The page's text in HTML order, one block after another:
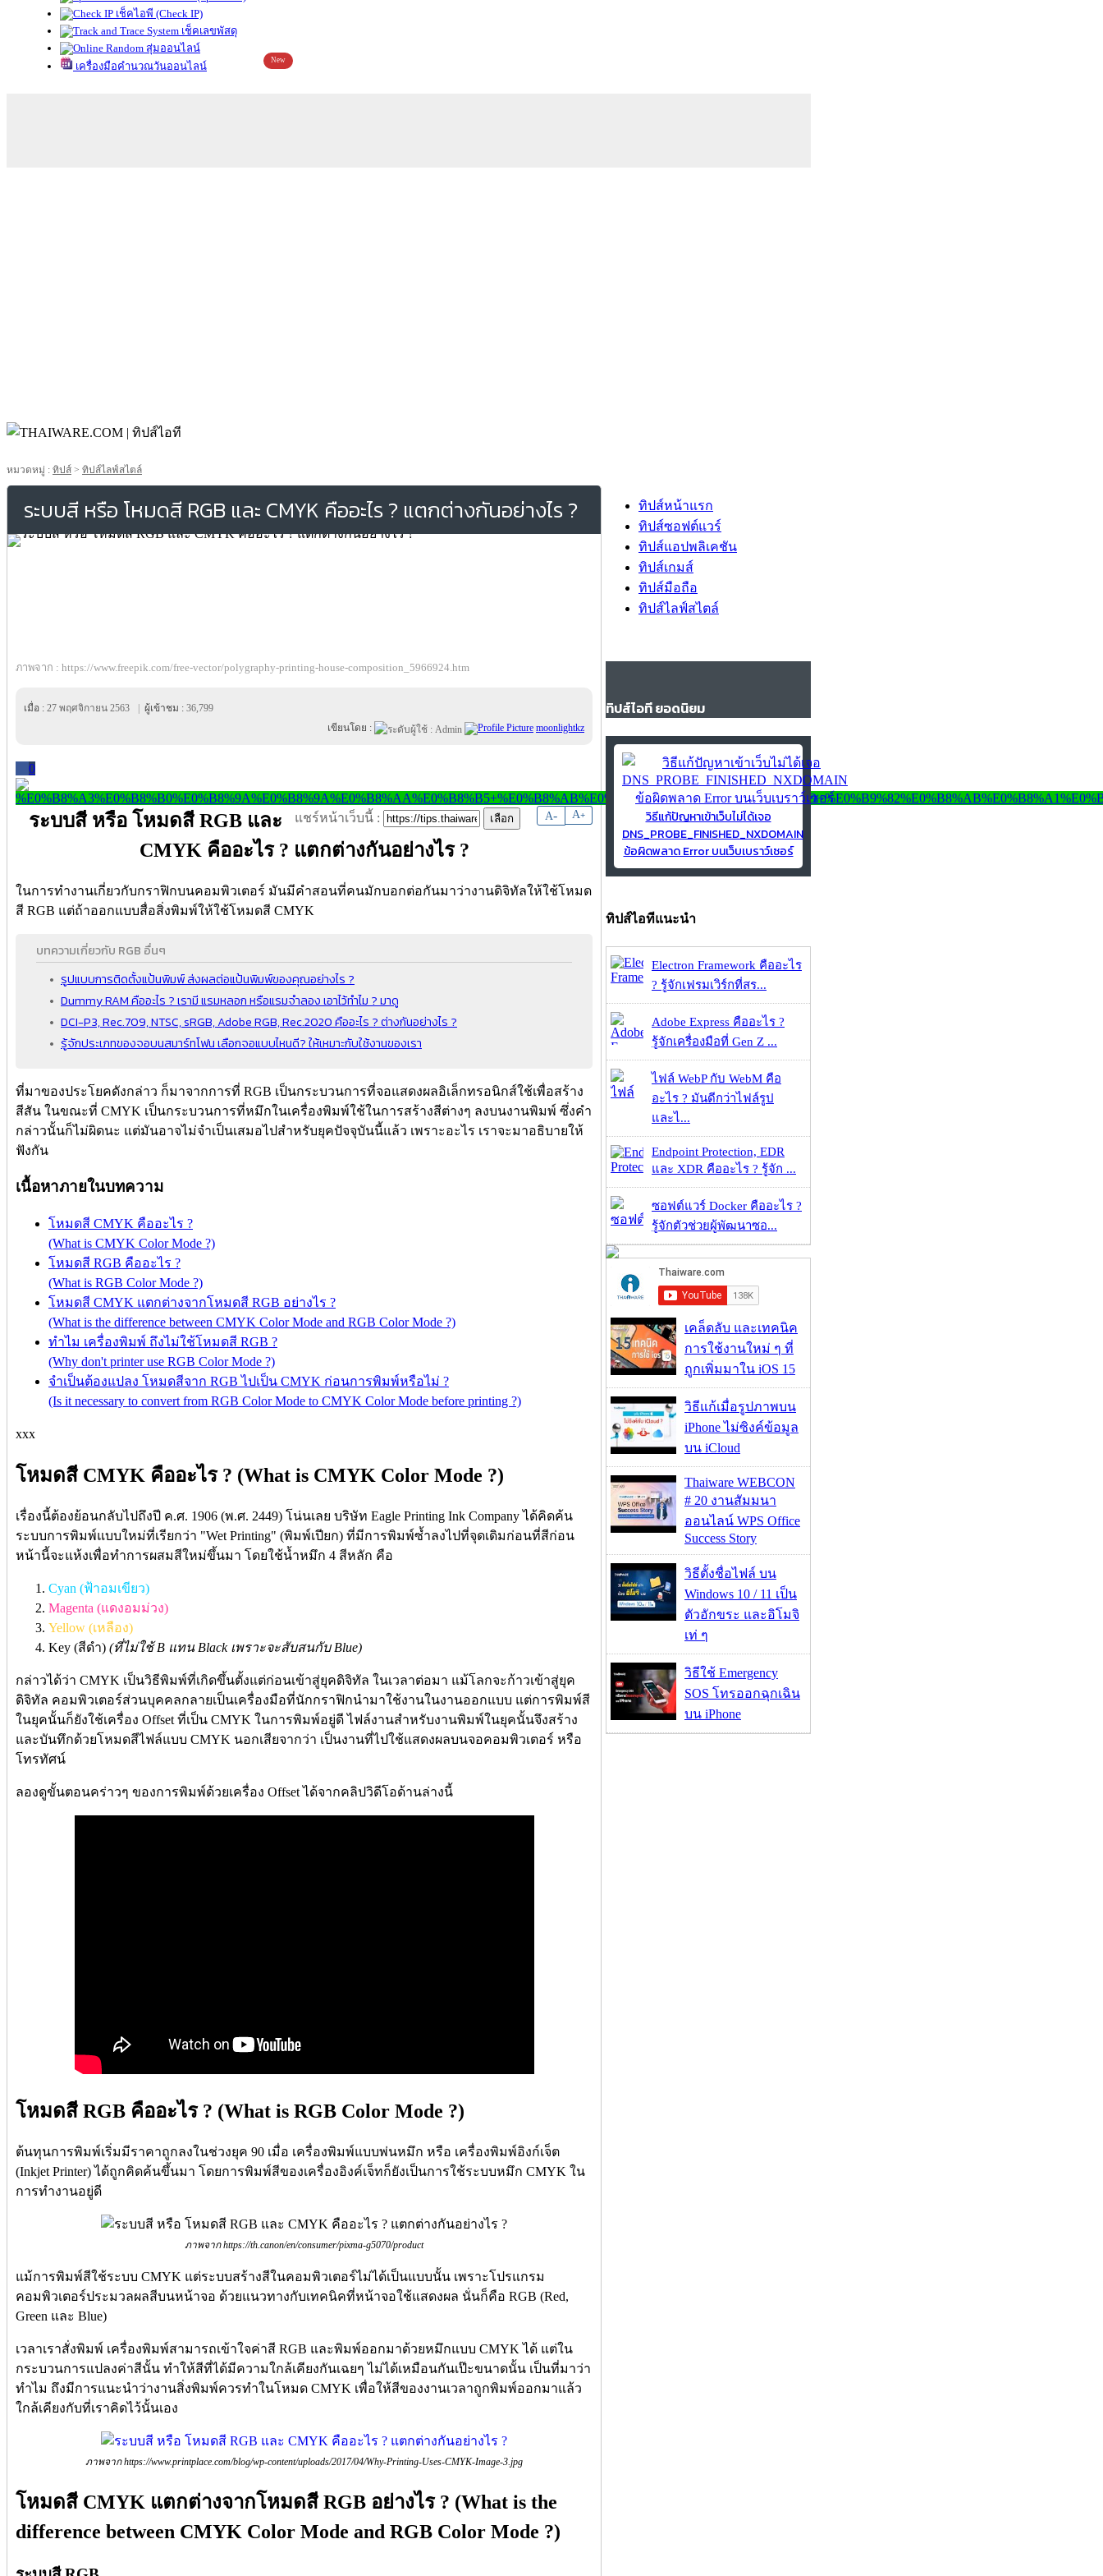
เช็คไอพี (Check IP)
เช็คเลขพัสดุ
สุ่มออนไลน์
เครื่องมือคำนวณวันออนไลน์
New
หมวดหมู่ : ทิปส์ > ทิปส์ไลฟ์สไตล์
ระบบสี หรือ โหมดสี RGB และ CMYK คืออะไร ? แตกต่างกันอย่างไร ?
ภาพจาก : https://www.freepik.com/free-vector/polygraphy-printing-house-composition_5966924.htm
เมื่อ : 27 พฤศจิกายน 2563 ผู้เข้าชม : 36,799
เขียนโดย :
moonlightkz
0
A- A+
แชร์หน้าเว็บนี้ :
ระบบสี หรือ โหมดสี RGB และ
CMYK คืออะไร ? แตกต่างกันอย่างไร ?
ในการทำงานเกี่ยวกับกราฟิกบนคอมพิวเตอร์ มันมีคำสอนที่คนมักบอกต่อกันมาว่างานดิจิทัลให้ใช้โหมด
สี RGB แต่ถ้าออกแบบสื่อสิ่งพิมพ์ให้ใช้โหมดสี CMYK
บทความเกี่ยวกับ RGB อื่นๆ
รูปแบบการติดตั้งแป้นพิมพ์ ส่งผลต่อแป้นพิมพ์ของคุณอย่างไร ?
Dummy RAM คืออะไร ? เรามี แรมหลอก หรือแรมจำลอง เอาไว้ทำไม ? มาดู
DCI-P3, Rec.709, NTSC, sRGB, Adobe RGB, Rec.2020 คืออะไร ? ต่างกันอย่างไร ?
รู้จักประเภทของจอบนสมาร์ทโฟน เลือกจอแบบไหนดี? ให้เหมาะกับใช้งานของเรา
ที่มาของประโยคดังกล่าว ก็มาจากการที่ RGB เป็นกระบวนการที่จอแสดงผลอิเล็กทรอนิกส์ใช้เพื่อสร้าง
สีสัน ในขณะที่ CMYK เป็นกระบวนการที่หมึกในเครื่องพิมพ์ใช้ในการสร้างสีต่างๆ ลงบนงานพิมพ์ ซึ่งคำ
กล่าวนั้นก็ไม่ผิดนะ แต่มันอาจไม่จำเป็นเสมอไปสำหรับยุคปัจจุบันนี้แล้ว เพราะอะไร เราจะมาอธิบายให้
ฟังกัน
เนื้อหาภายในบทความ
โหมดสี CMYK คืออะไร ?
(What is CMYK Color Mode ?)
โหมดสี RGB คืออะไร ?
(What is RGB Color Mode ?)
โหมดสี CMYK แตกต่างจากโหมดสี RGB อย่างไร ?
(What is the difference between CMYK Color Mode and RGB Color Mode ?)
ทำไม เครื่องพิมพ์ ถึงไม่ใช้โหมดสี RGB ?
(Why don't printer use RGB Color Mode ?)
จำเป็นต้องแปลง โหมดสีจาก RGB ไปเป็น CMYK ก่อนการพิมพ์หรือไม่ ?
(Is it necessary to convert from RGB Color Mode to CMYK Color Mode before printing ?)
xxx
โหมดสี CMYK คืออะไร ? (What is CMYK Color Mode ?)
เรื่องนี้ต้องย้อนกลับไปถึงปี ค.ศ. 1906 (พ.ศ. 2449) โน่นเลย บริษัท Eagle Printing Ink Company ได้คิดค้น
ระบบการพิมพ์แบบใหม่ที่เรียกว่า "Wet Printing" (พิมพ์เปียก) ที่มีการพิมพ์ซ้ำลงไปที่จุดเดิมก่อนที่สีก่อน
หน้านี้จะแห้งเพื่อทำการผสมสีใหม่ขึ้นมา โดยใช้น้ำหมึก 4 สีหลัก คือ
Cyan (ฟ้าอมเขียว)
Magenta (แดงอมม่วง)
Yellow (เหลือง)
Key (สีดำ) (ที่ไม่ใช้ B แทน Black เพราะจะสับสนกับ Blue)
กล่าวได้ว่า CMYK เป็นวิธีพิมพ์ที่เกิดขึ้นตั้งแต่ก่อนเข้าสู่ยุคดิจิทัล ในเวลาต่อมา แม้โลกจะก้าวเข้าสู่ยุค
ดิจิทัล คอมพิวเตอร์ส่วนบุคคลกลายเป็นเครื่องมือที่นักกราฟิกนำมาใช้งานในงานออกแบบ แต่การพิมพ์สี
ในยุคนั้นก็ยังใช้เครื่อง Offset ที่เป็น CMYK ในการพิมพ์อยู่ดี ไฟล์งานสำหรับงานพิมพ์ในยุคนั้นจึงสร้าง
และบันทึกด้วยโหมดสีไฟล์แบบ CMYK นอกเสียจากว่า เป็นงานที่ไปใช้แสดงผลบนจอคอมพิวเตอร์ หรือ
โทรทัศน์
ลองดูขั้นตอนคร่าวๆ ของการพิมพ์ด้วยเครื่อง Offset ได้จากคลิปวิดีโอด้านล่างนี้
โหมดสี RGB คืออะไร ? (What is RGB Color Mode ?)
ต้นทุนการพิมพ์เริ่มมีราคาถูกลงในช่วงยุค 90 เมื่อ เครื่องพิมพ์แบบพ่นหมึก หรือ เครื่องพิมพ์อิงก์เจ็ต
(Inkjet Printer) ได้ถูกคิดค้นขึ้นมา โดยการพิมพ์สีของเครื่องอิงค์เจ็ทก็ยังเป็นการใช้ระบบหมึก CMYK ใน
การทำงานอยู่ดี
ภาพจาก https://th.canon/en/consumer/pixma-g5070/product
แม้การพิมพ์สีใช้ระบบ CMYK แต่ระบบสร้างสีในคอมพิวเตอร์ไม่ได้เป็นแบบนั้น เพราะโปรแกรม
คอมพิวเตอร์ประมวลผลสีบนหน้าจอ ด้วยแนวทางกับเทคนิคที่หน้าจอใช้แสดงผล นั่นก็คือ RGB (Red,
Green และ Blue)
เวลาเราสั่งพิมพ์ เครื่องพิมพ์สามารถเข้าใจค่าสี RGB และพิมพ์ออกมาด้วยหมึกแบบ CMYK ได้ แต่ใน
กระบวนการแปลงค่าสีนั้น ทำให้สีที่ได้มีความใกล้เคียงกันเฉยๆ ไม่ได้เหมือนกันเป๊ะขนาดนั้น เป็นที่มาว่า
ทำไม ถึงมีการแนะนำว่างานสิ่งพิมพ์ควรทำในโหมด CMYK เพื่อให้สีของงานเวลาถูกพิมพ์ออกมาแล้ว
ใกล้เคียงกับที่เราคิดไว้นั้นเอง
ภาพจาก https://www.printplace.com/blog/wp-content/uploads/2017/04/Why-Printing-Uses-CMYK-Image-3.jpg
โหมดสี CMYK แตกต่างจากโหมดสี RGB อย่างไร ? (What is the
difference between CMYK Color Mode and RGB Color Mode ?)
ทิปส์หน้าแรก
ทิปส์ซอฟต์แวร์
ทิปส์แอปพลิเคชัน
ทิปส์เกมส์
ทิปส์มือถือ
ทิปส์ไลฟ์สไตล์
ทิปส์ไอที ยอดนิยม
วิธีแก้ปัญหาเข้าเว็บไม่ได้เจอ
DNS_PROBE_FINISHED_NXDOMAIN
ข้อผิดพลาด Error บนเว็บเบราว์เซอร์
ทิปส์ไอทีแนะนำ
Electron Framework คืออะไร
? รู้จักเฟรมเวิร์กที่สร...
Adobe Express คืออะไร ?
รู้จักเครื่องมือที่ Gen Z ...
ไฟล์ WebP กับ WebM คือ
อะไร ? มันดีกว่าไฟล์รูป
และไ...
Endpoint Protection, EDR
และ XDR คืออะไร ? รู้จัก ...
ซอฟต์แวร์ Docker คืออะไร ?
รู้จักตัวช่วยผู้พัฒนาซอ...
เคล็ดลับ และเทคนิค
การใช้งานใหม่ ๆ ที่
ถูกเพิ่มมาใน iOS 15
วิธีแก้เมื่อรูปภาพบน
iPhone ไม่ซิงค์ข้อมูล
บน iCloud
Thaiware WEBCON
# 20 งานสัมมนา
ออนไลน์ WPS Office
Success Story
วิธีตั้งชื่อไฟล์ บน
Windows 10 / 11 เป็น
ตัวอักขระ และอิโมจิ
เท่ ๆ
วิธีใช้ Emergency
SOS โทรออกฉุกเฉิน
บน iPhone